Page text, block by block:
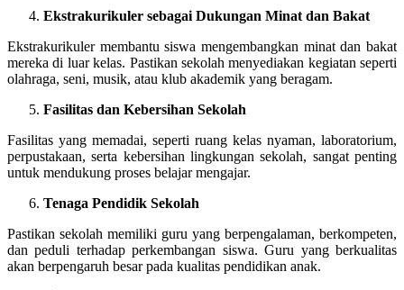
Ekstrakurikuler sebagai Dukungan Minat dan Bakat
Ekstrakurikuler membantu siswa mengembangkan minat dan bakat
mereka di luar kelas. Pastikan sekolah menyediakan kegiatan seperti
olahraga, seni, musik, atau klub akademik yang beragam.
Fasilitas dan Kebersihan Sekolah
Fasilitas yang memadai, seperti ruang kelas nyaman, laboratorium,
perpustakaan, serta kebersihan lingkungan sekolah, sangat penting
untuk mendukung proses belajar mengajar.
Tenaga Pendidik Sekolah
Pastikan sekolah memiliki guru yang berpengalaman, berkompeten,
dan peduli terhadap perkembangan siswa. Guru yang berkualitas
akan berpengaruh besar pada kualitas pendidikan anak.